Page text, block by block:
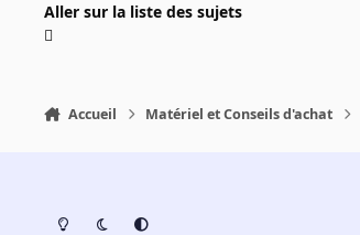
Aller sur la liste des sujets
Accueil Matériel et Conseils d'achat
Light ModeDark ModeSystem Preference